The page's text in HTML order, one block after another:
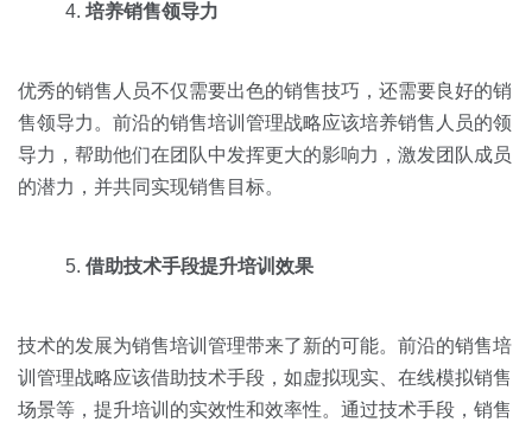
培养销售领导力
优秀的销售人员不仅需要出色的销售技巧，还需要良好的销
售领导力。前沿的销售培训管理战略应该培养销售人员的领
导力，帮助他们在团队中发挥更大的影响力，激发团队成员
的潜力，并共同实现销售目标。
借助技术手段提升培训效果
技术的发展为销售培训管理带来了新的可能。前沿的销售培
训管理战略应该借助技术手段，如虚拟现实、在线模拟销售
场景等，提升培训的实效性和效率性。通过技术手段，销售